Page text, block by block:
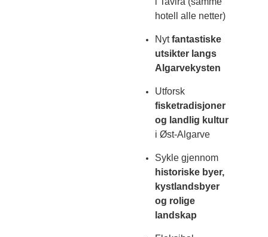
hotell alle netter)
Nytfantastiske
utsikter langs
Algarvekysten
Utforsk
fisketradisjoner
og landlig kultur
i Øst-Algarve
Sykle gjennom
historiske byer,
kystlandsbyer
og rolige
landskap